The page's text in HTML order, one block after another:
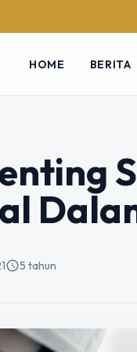
HOME BERITA
schedule5 tahun